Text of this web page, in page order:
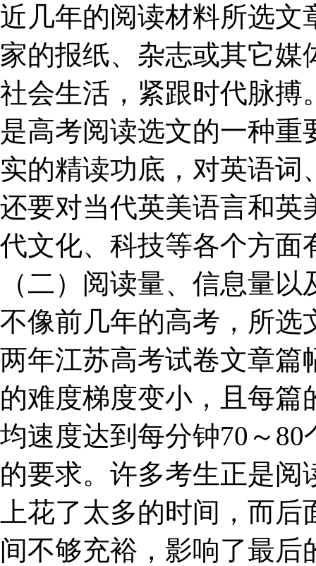
近几年的阅读材料所选文
家的报纸、杂志或其它
社会生活，紧跟时代脉搏
是高考阅读选文的一种
实的精读功底，对英语
还要对当代英美语言和英
代文化、科技等各个方面
（二）阅读量、信息量
不像前几年的高考，所选
两年江苏高考试卷文章篇
的难度梯度变小，且每
均速度达到每分钟70～
的要求。许多考生正是
上花了太多的时间，而
间不够充裕，影响了最后